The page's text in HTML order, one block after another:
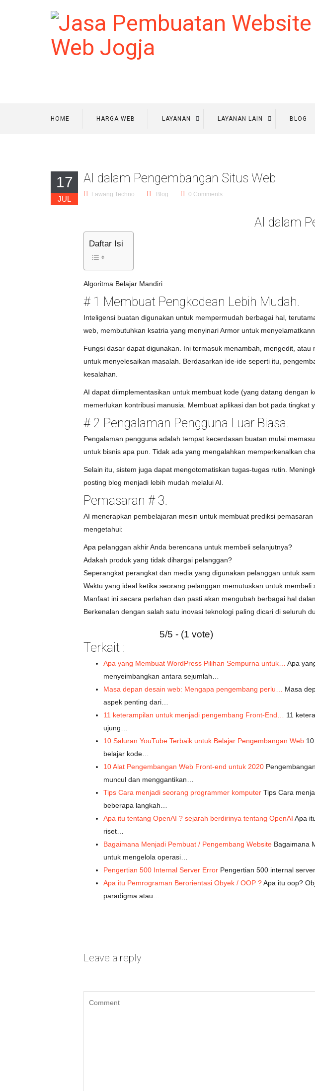
HOME HARGA WEB LAYANAN LAYANAN LAIN BLOG
17
JUL
AI dalam Pengembangan Situs Web
Lawang Techno Blog 0 Comments
AI dalam
Daftar Isi
Algoritma Belajar Mandiri
# 1 Membuat Pengkodean Lebih Mudah.
Inteligensi buatan digunakan untuk mempermudah berbagai hal,
web, membutuhkan ksatria yang menyinari Armor untuk
Fungsi dasar dapat digunakan. Ini termasuk menambah, mengedit,
untuk menyelesaikan masalah. Berdasarkan ide-ide seperti itu,
kesalahan.
AI dapat diimplementasikan untuk membuat kode (yang datang dengan
memerlukan kontribusi manusia. Membuat aplikasi dan bot pada
# 2 Pengalaman Pengguna Luar Biasa.
Pengalaman pengguna adalah tempat kecerdasan buatan mulai
untuk bisnis apa pun. Tidak ada yang mengalahkan memperkenalkan
Selain itu, sistem juga dapat mengotomatiskan tugas-tugas rutin.
posting blog menjadi lebih mudah melalui AI.
Pemasaran # 3.
AI menerapkan pembelajaran mesin untuk membuat prediksi
mengetahui:
Apa pelanggan akhir Anda berencana untuk membeli selanjutnya?
Adakah produk yang tidak dihargai pelanggan?
Seperangkat perangkat dan media yang digunakan pelanggan untuk
Waktu yang ideal ketika seorang pelanggan memutuskan untuk membeli
Manfaat ini secara perlahan dan pasti akan mengubah berbagai hal
Berkenalan dengan salah satu inovasi teknologi paling dicari di seluruh
5/5 - (1 vote)
Terkait :
Apa yang Membuat WordPress Pilihan Sempurna untuk…
Apa
menyeimbangkan antara sejumlah…
Masa depan desain web: Mengapa pengembang perlu…
Masa
aspek penting dari…
11 keterampilan untuk menjadi pengembang Front-End…
11
ujung…
10 Saluran YouTube Terbaik untuk Belajar Pengembangan Web
belajar kode…
10 Alat Pengembangan Web Front-end untuk 2020
muncul dan menggantikan…
Tips Cara menjadi seorang programmer komputer Tips Cara
beberapa langkah…
Apa itu tentang OpenAI ? sejarah berdirinya tentang OpenAI Apa
riset…
Bagaimana Menjadi Pembuat / Pengembang Website Bagaimana
untuk mengelola operasi…
Pengertian 500 Internal Server Error Pengertian 500 internal
Apa itu Pemrograman Berorientasi Obyek / OOP ?Apa itu oop?
paradigma atau…
Leave a reply